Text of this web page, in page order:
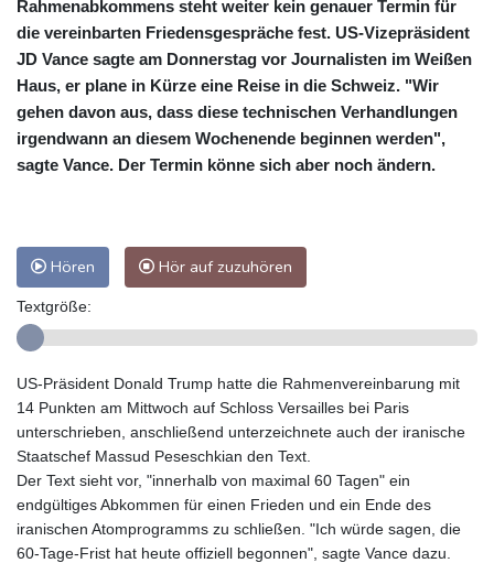
Rahmenabkommens steht weiter kein genauer Termin für
die vereinbarten Friedensgespräche fest. US-Vizepräsident
JD Vance sagte am Donnerstag vor Journalisten im Weißen
Haus, er plane in Kürze eine Reise in die Schweiz. "Wir
gehen davon aus, dass diese technischen Verhandlungen
irgendwann an diesem Wochenende beginnen werden",
sagte Vance. Der Termin könne sich aber noch ändern.
Hören Hör auf zuzuhören
Textgröße:
US-Präsident Donald Trump hatte die Rahmenvereinbarung mit
14 Punkten am Mittwoch auf Schloss Versailles bei Paris
unterschrieben, anschließend unterzeichnete auch der iranische
Staatschef Massud Peseschkian den Text.
Der Text sieht vor, "innerhalb von maximal 60 Tagen" ein
endgültiges Abkommen für einen Frieden und ein Ende des
iranischen Atomprogramms zu schließen. "Ich würde sagen, die
60-Tage-Frist hat heute offiziell begonnen", sagte Vance dazu.